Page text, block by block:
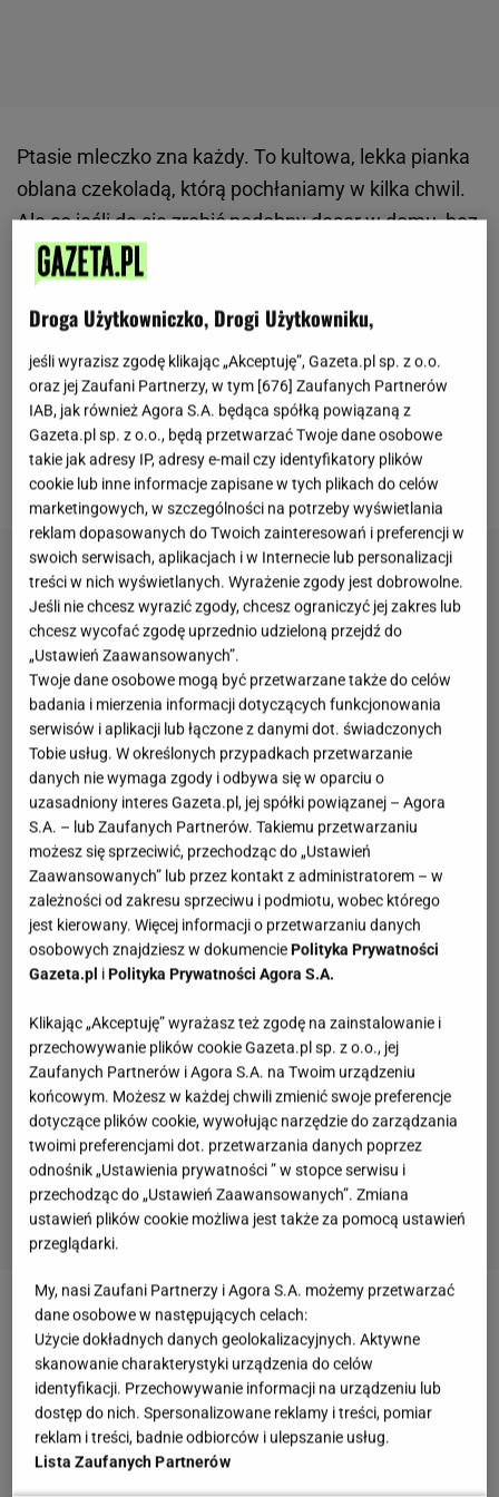
Ptasie mleczko zna każdy. To kultowa, lekka pianka
oblana czekoladą, którą pochłaniamy w kilka chwil.
Ale co jeśli da się zrobić podobnydeserw domu, bez
czekoladyi bez potrzeby brudzenia rąk?
galaretka, trochę wody i paczka herbatników, by
wyczarować prosty, puszysty przysmak.
jak ciastko, a smakuje jak domowy klasyk.
pokazała na TikToku autorka @emigotuje i internet
oszalał na jego punkcie. Idealny na imprezy, dla
dzieci i dla tych, którzy nie lubią czasochłonnych
słodkości.
Zobacz wideoSuflet czekoladowy według Davida
Gaboriaud
Ptasie mleczko truskawkowe. Lekki, piankowy
deser z herbatnikami
Droga Użytkowniczko, Drogi Użytkowniku,
jeśli wyrazisz zgodę klikając „Akceptuję”, Gazeta.pl sp. z o.o.
oraz jej Zaufani Partnerzy, w tym [676] Zaufanych Partnerów
IAB, jak również Agora S.A. będąca spółką powiązaną z
Gazeta.pl sp. z o.o., będą przetwarzać Twoje dane osobowe
takie jak adresy IP, adresy e-mail czy identyfikatory plików
cookie lub inne informacje zapisane w tych plikach do celów
marketingowych, w szczególności na potrzeby wyświetlania
reklam dopasowanych do Twoich zainteresowań i preferencji w
swoich serwisach, aplikacjach i w Internecie lub personalizacji
treści w nich wyświetlanych. Wyrażenie zgody jest dobrowolne.
Jeśli nie chcesz wyrazić zgody, chcesz ograniczyć jej zakres lub
chcesz wycofać zgodę uprzednio udzieloną przejdź do
„Ustawień Zaawansowanych”.
Twoje dane osobowe mogą być przetwarzane także do celów
badania i mierzenia informacji dotyczących funkcjonowania
serwisów i aplikacji lub łączone z danymi dot. świadczonych
Tobie usług. W określonych przypadkach przetwarzanie
danych nie wymaga zgody i odbywa się w oparciu o
uzasadniony interes Gazeta.pl, jej spółki powiązanej – Agora
S.A. – lub Zaufanych Partnerów. Takiemu przetwarzaniu
możesz się sprzeciwić, przechodząc do „Ustawień
Zaawansowanych” lub przez kontakt z administratorem – w
zależności od zakresu sprzeciwu i podmiotu, wobec którego
jest kierowany. Więcej informacji o przetwarzaniu danych
osobowych znajdziesz w dokumencie Polityka Prywatności
Gazeta.pl i Polityka Prywatności Agora S.A.
Klikając „Akceptuję” wyrażasz też zgodę na zainstalowanie i
przechowywanie plików cookie Gazeta.pl sp. z o.o., jej
Zaufanych Partnerów i Agora S.A. na Twoim urządzeniu
końcowym. Możesz w każdej chwili zmienić swoje preferencje
dotyczące plików cookie, wywołując narzędzie do zarządzania
twoimi preferencjami dot. przetwarzania danych poprzez
odnośnik „Ustawienia prywatności ” w stopce serwisu i
przechodząc do „Ustawień Zaawansowanych”. Zmiana
ustawień plików cookie możliwa jest także za pomocą ustawień
przeglądarki.
My, nasi Zaufani Partnerzy i Agora S.A. możemy przetwarzać
dane osobowe w następujących celach:
Użycie dokładnych danych geolokalizacyjnych. Aktywne
skanowanie charakterystyki urządzenia do celów
identyfikacji. Przechowywanie informacji na urządzeniu lub
dostęp do nich. Spersonalizowane reklamy i treści, pomiar
reklam i treści, badnie odbiorców i ulepszanie usług.
Lista Zaufanych Partnerów